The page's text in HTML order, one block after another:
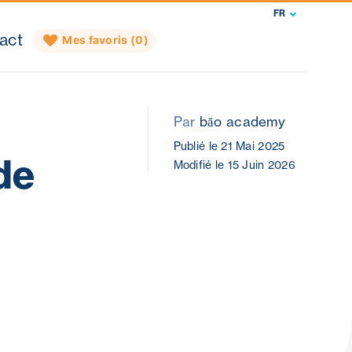
FR
Mes favoris (0)
Par băo academy
Publié le 21 Mai 2025
Modifié le 15 Juin 2026